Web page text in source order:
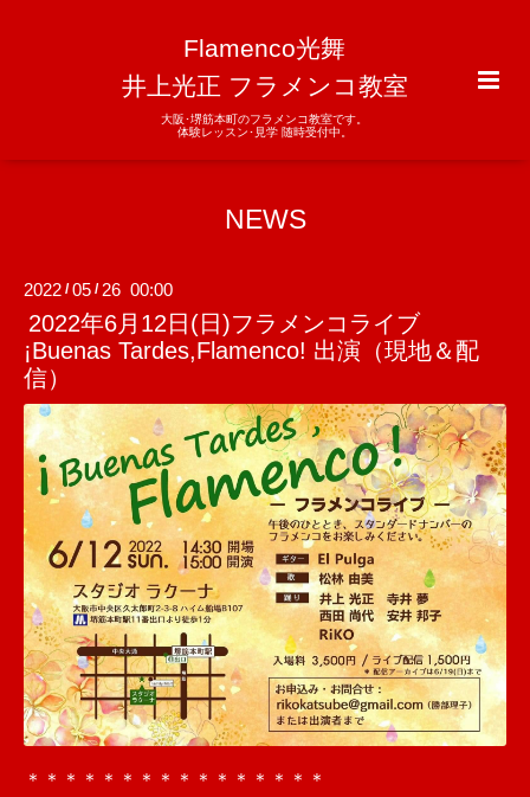
Flamenco光舞
井上光正 フラメンコ教室
大阪･堺筋本町のフラメンコ教室です。
体験レッスン･見学 随時受付中。
NEWS
2022 /05 / 26 00:00
2022年6月12日(日)フラメンコライブ
¡Buenas Tardes,Flamenco! 出演（現地＆配
信）
＊＊＊＊＊＊＊＊＊＊＊＊＊＊ ＊＊